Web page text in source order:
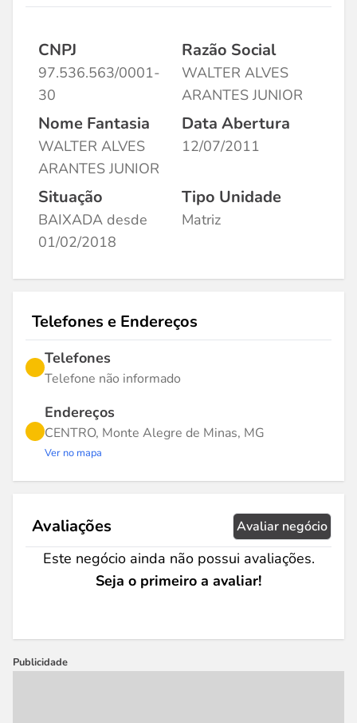
CNPJ
97.536.563/0001-
30
Razão Social
WALTER ALVES
ARANTES JUNIOR
Nome Fantasia
WALTER ALVES
ARANTES JUNIOR
Data Abertura
12/07/2011
Situação
BAIXADA desde
01/02/2018
Tipo Unidade
Matriz
Telefones e Endereços
Telefones
Telefone não informado
Endereços
CENTRO, Monte Alegre de Minas, MG
Ver no mapa
Avaliações Avaliar negócio
Este negócio ainda não possui avaliações.
Seja o primeiro a avaliar!
Publicidade